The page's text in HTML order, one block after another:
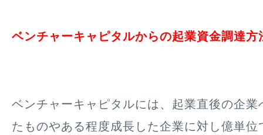
ベンチャーキャピタルからの起業資金調達方
ベンチャーキャピタルには、起業直後の企業
たものやある程度成長した企業に対し億単位